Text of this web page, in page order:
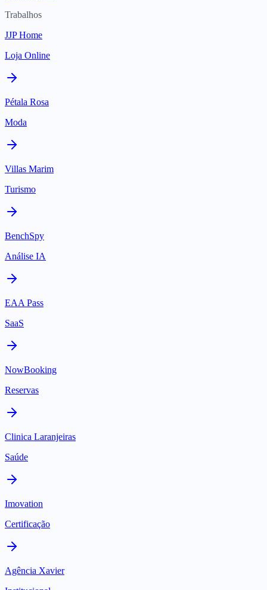
Trabalhos
JJP Home
Loja Online
Pétala Rosa
Moda
Villas Marim
Turismo
BenchSpy
Análise IA
EAA Pass
SaaS
NowBooking
Reservas
Clinica Laranjeiras
Saúde
Imovation
Certificação
Agência Xavier